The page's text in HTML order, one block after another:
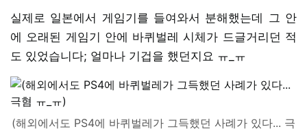
실제로 일본에서 게임기를 들여와서 분해했는데 그 안
에 오래된 게임기 안에 바퀴벌레 시체가 드글거리던 적
도 있었습니다; 얼마나 기겁을 했던지요 ㅠ_ㅠ
(해외에서도 PS4에 바퀴벌레가 그득했던 사례가 있다... 극